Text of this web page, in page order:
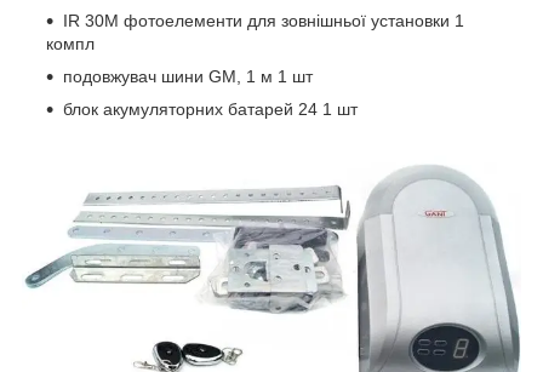
IR 30М фотоелементи для зовнішньої установки 1
компл
подовжувач шини GM, 1 м 1 шт
блок акумуляторних батарей 24 1 шт